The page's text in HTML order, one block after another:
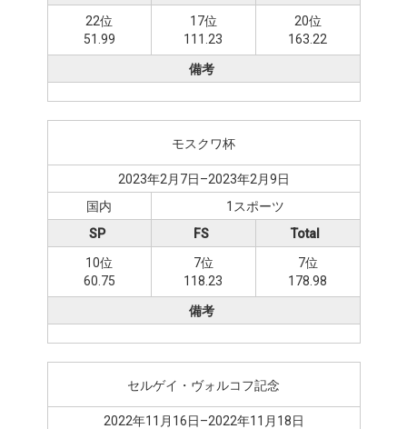
22位
51.99
17位
111.23
20位
163.22
備考
モスクワ杯
2023年2月7日–2023年2月9日
国内
1スポーツ
SP
10位
60.75
FS
7位
118.23
Total
7位
178.98
備考
セルゲイ・ヴォルコフ記念
2022年11月16日–2022年11月18日